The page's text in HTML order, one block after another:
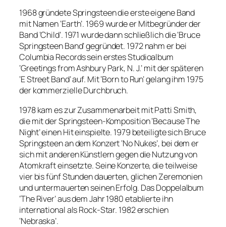
1968 gründete Springsteen die erste eigene Band
mit Namen ‘Earth’. 1969 wurde er Mitbegründer der
Band ‘Child’. 1971 wurde dann schließlich die ‘Bruce
Springsteen Band’ gegründet. 1972 nahm er bei
Columbia Records sein erstes Studioalbum
‘Greetings from Ashbury Park, N. J.’ mit der späteren
‘E Street Band’ auf. Mit ‘Born to Run’ gelang ihm 1975
der kommerzielle Durchbruch.
1978 kam es zur Zusammenarbeit mit Patti Smith,
die mit der Springsteen-Komposition ‘Because The
Night’ einen Hit einspielte. 1979 beteiligte sich Bruce
Springsteen an dem Konzert ‘No Nukes’, bei dem er
sich mit anderen Künstlern gegen die Nutzung von
Atomkraft einsetzte. Seine Konzerte, die teilweise
vier bis fünf Stunden dauerten, glichen Zeremonien
und untermauerten seinen Erfolg. Das Doppelalbum
‘The River’ aus dem Jahr 1980 etablierte ihn
international als Rock-Star. 1982 erschien
‘Nebraska’.